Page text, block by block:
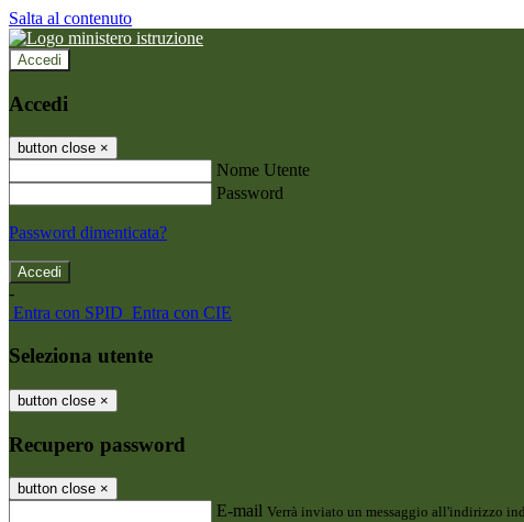
Salta al contenuto
Accedi
Accedi
button close ×
Nome Utente
Password
Password dimenticata?
-
Entra con SPID Entra con CIE
Seleziona utente
button close ×
Recupero password
button close ×
E-mail Verrà inviato un messaggio all'indirizzo